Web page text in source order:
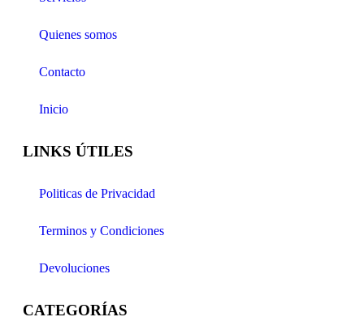
Quienes somos
Contacto
Inicio
LINKS ÚTILES
Politicas de Privacidad
Terminos y Condiciones
Devoluciones
CATEGORÍAS